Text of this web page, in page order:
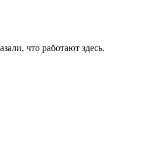
что работают здесь.